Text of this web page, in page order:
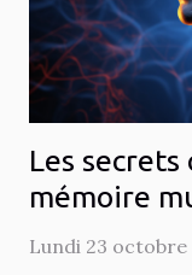
Les secrets
mémoire
Lundi 23 octobre